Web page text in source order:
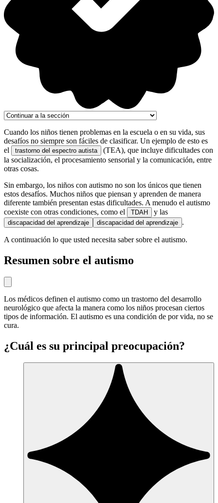
Cuando los niños tienen problemas en la escuela o en su vida, sus
desafíos no siempre son fáciles de clasificar. Un ejemplo de esto es
el
trastorno del espectro autista
(TEA), que incluye dificultades con
la socialización, el procesamiento sensorial y la comunicación, entre
otras cosas.
Sin embargo, los niños con autismo no son los únicos que tienen
estos desafíos. Muchos niños que piensan y aprenden de manera
diferente también presentan estas dificultades. A menudo el autismo
coexiste con otras condiciones, como el
TDAH y las
discapacidad del aprendizaje discapacidad del aprendizaje .
A continuación lo que usted necesita saber sobre el autismo.
Resumen sobre el autismo
Los médicos definen el autismo como un trastorno del desarrollo
neurológico que afecta la manera como los niños procesan ciertos
tipos de información. El autismo es una condición de por vida, no se
cura.
¿Cuál es su principal preocupación?